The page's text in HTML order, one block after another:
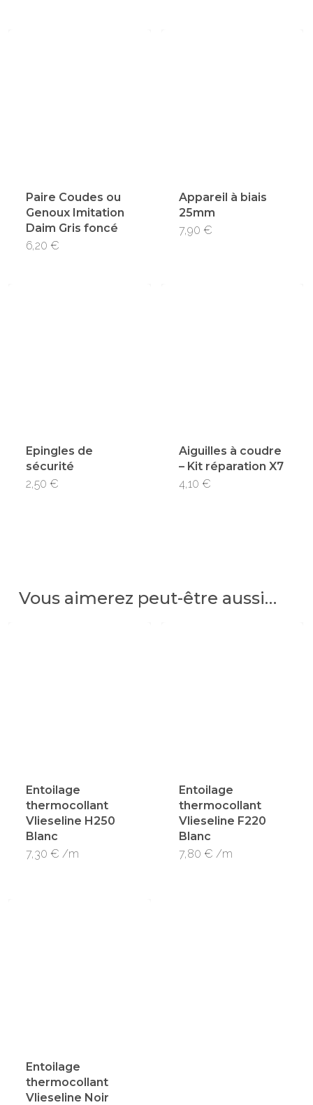
Paire Coudes ou
Genoux Imitation
Daim Gris foncé
6,20 €
Appareil à biais
25mm
7,90 €
Epingles de
sécurité
2,50 €
Aiguilles à coudre
– Kit réparation X7
4,10 €
Vous aimerez peut-être aussi…
Entoilage
thermocollant
Vlieseline H250
Blanc
7,30 € /m
Entoilage
thermocollant
Vlieseline F220
Blanc
7,80 € /m
Entoilage
thermocollant
Vlieseline Noir